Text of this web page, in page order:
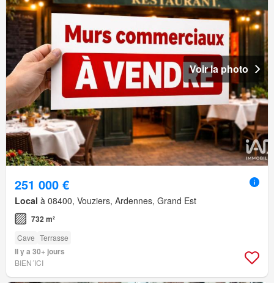
Voir la photo
251 000 €
Local à 08400, Vouziers, Ardennes, Grand Est
732 m²
Cave Terrasse
Il y a 30+ jours
BIEN´ICI